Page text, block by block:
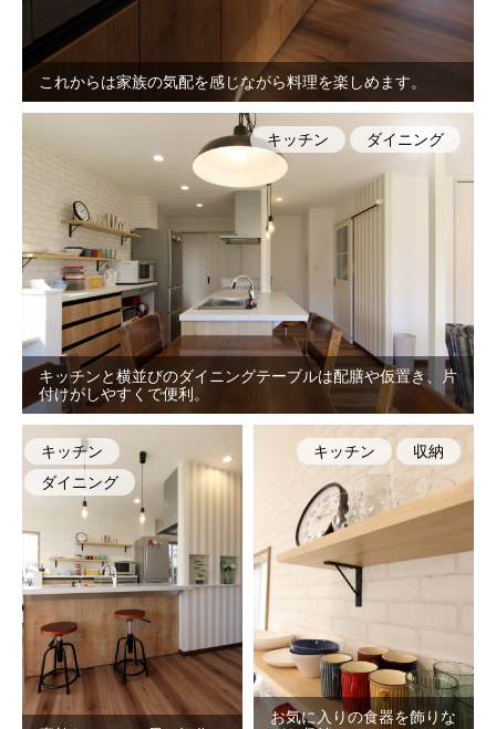
これからは家族の気配を感じながら料理を楽しめます。
キッチンと横並びのダイニングテーブルは配膳や仮置き、片
付けがしやすくで便利。
キッチン ダイニング
キッチン
ダイニング
お気に入りの食器を飾りな
キッチン 収納